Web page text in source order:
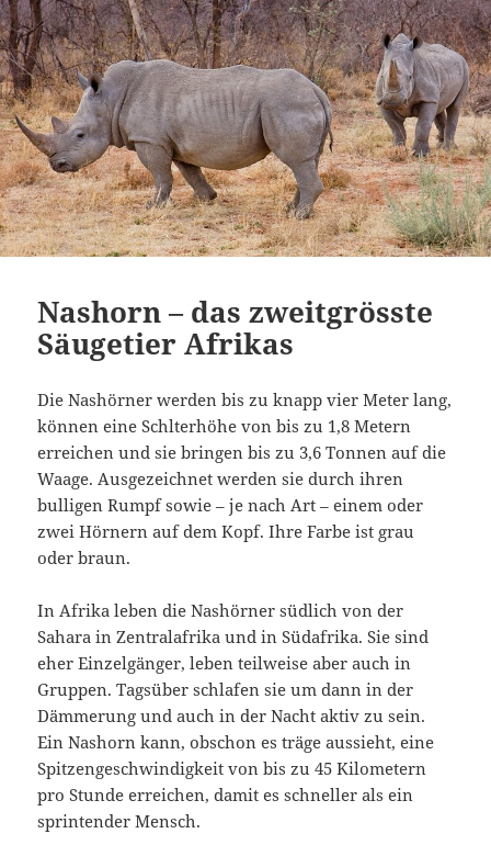
Nashorn – das zweitgrösste
Säugetier Afrikas
Die Nashörner werden bis zu knapp vier Meter lang,
können eine Schlterhöhe von bis zu 1,8 Metern
erreichen und sie bringen bis zu 3,6 Tonnen auf die
Waage. Ausgezeichnet werden sie durch ihren
bulligen Rumpf sowie – je nach Art – einem oder
zwei Hörnern auf dem Kopf. Ihre Farbe ist grau
oder braun.
In Afrika leben die Nashörner südlich von der
Sahara in Zentralafrika und in Südafrika. Sie sind
eher Einzelgänger, leben teilweise aber auch in
Gruppen. Tagsüber schlafen sie um dann in der
Dämmerung und auch in der Nacht aktiv zu sein.
Ein Nashorn kann, obschon es träge aussieht, eine
Spitzengeschwindigkeit von bis zu 45 Kilometern
pro Stunde erreichen, damit es schneller als ein
sprintender Mensch.